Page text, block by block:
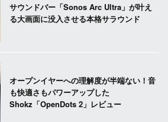
サウンドバー「Sonos Arc Ultra」が叶え
る大画面に没入させる本格サラウンド
オープンイヤーへの理解度が半端ない！音
も快適さもパワーアップした
Shokz「OpenDots 2」レビュー